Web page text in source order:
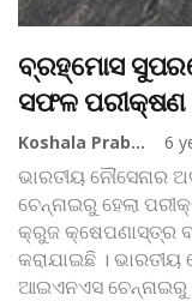
ବ୍ରହ୍ମୋସ
ସଫଳ ପରୀକ୍ଷଣ
Koshala Prabaha 6
ଭାରତୀୟ ନୌସେନାର
ଚେନ୍ନାଇରୁ ହେଲା
କ୍ରୁଜ କ୍ଷେପଣାସ୍ତ୍ର
କରାଯାଇଛି । ଭାରତୀୟ
ଆଇଏନଏସ ଚେନ୍ନାଇରୁ